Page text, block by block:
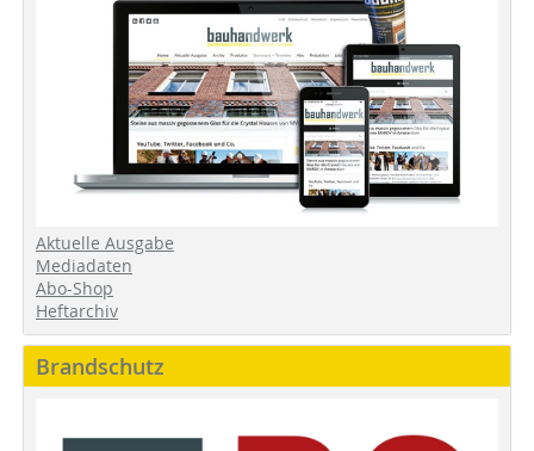
Aktuelle Ausgabe
Mediadaten
Abo-Shop
Heftarchiv
Brandschutz